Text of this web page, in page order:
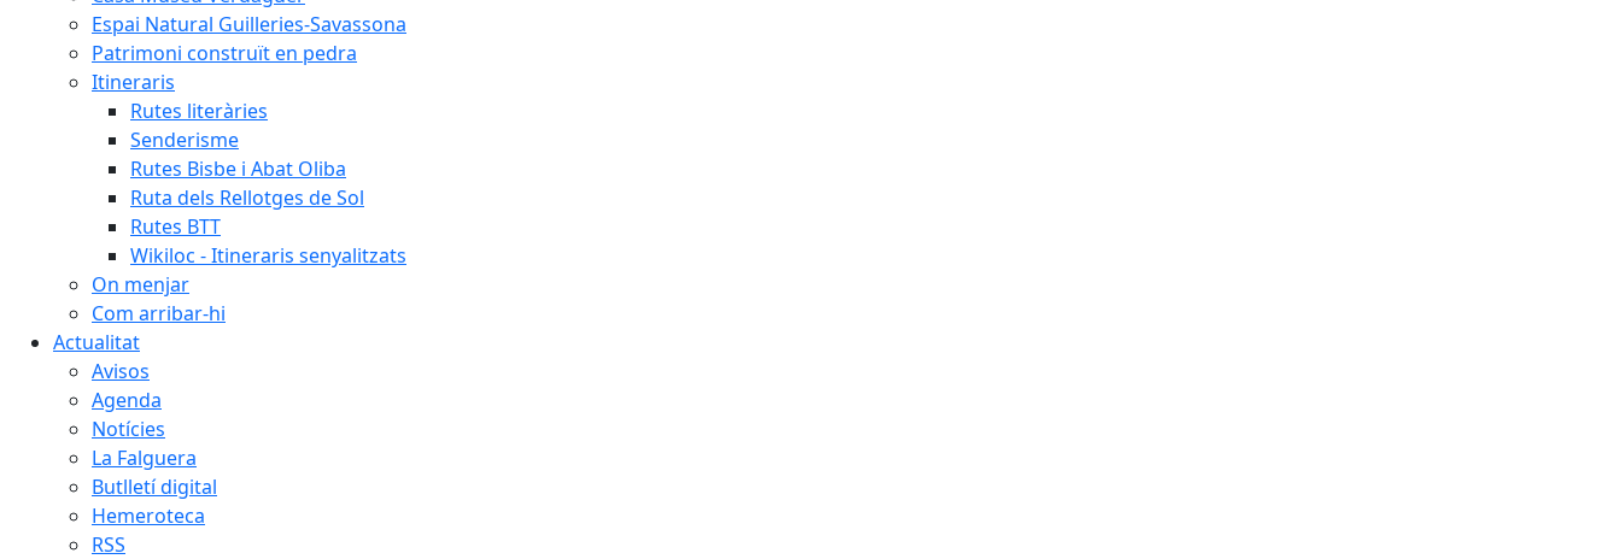
Espai Natural Guilleries-Savassona
Patrimoni construït en pedra
Itineraris
Rutes literàries
Senderisme
Rutes Bisbe i Abat Oliba
Ruta dels Rellotges de Sol
Rutes BTT
Wikiloc - Itineraris senyalitzats
On menjar
Com arribar-hi
Actualitat
Avisos
Agenda
Notícies
La Falguera
Butlletí digital
Hemeroteca
RSS